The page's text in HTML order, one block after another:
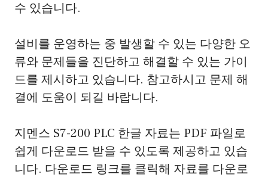
수 있습니다.
설비를 운영하는 중 발생할 수 있는 다양한 오
류와 문제들을 진단하고 해결할 수 있는 가이
드를 제시하고 있습니다. 참고하시고 문제 해
결에 도움이 되길 바랍니다.
지멘스 S7-200 PLC 한글 자료는 PDF 파일로
쉽게 다운로드 받을 수 있도록 제공하고 있습
니다. 다운로드 링크를 클릭해 자료를 다운로